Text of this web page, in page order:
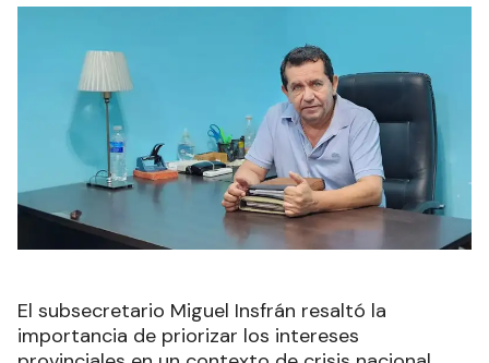
El subsecretario Miguel Insfrán resaltó la
importancia de priorizar los intereses